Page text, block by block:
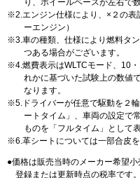
り、ホイールベースが左右で
2.エンジン仕様により、×２の表
ーエンジン）
3.車の種類、仕様により燃料タ
つある場合がございます。
4.燃費表示はWLTCモード、10
れかに基づいた試験上の数値
なります。
5.ドライバーが任意で駆動を２
ートタイム」、車両の設定で
ものを「フルタイム」として
6.革シートについては一部合皮
価格は販売当時のメーカー希望
登録または更新時点の税率です。